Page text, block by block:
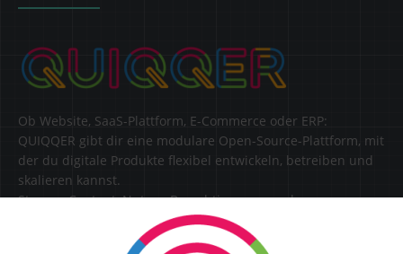
Ob Website, SaaS-Plattform, E-Commerce oder ERP:
QUIQQER gibt dir eine modulare Open-Source-Plattform, mit
der du digitale Produkte flexibel entwickeln, betreiben und
skalieren kannst.
Steuere Content, Nutzer, Berechtigungen und
Erweiterungen zentral in einer Lösung.